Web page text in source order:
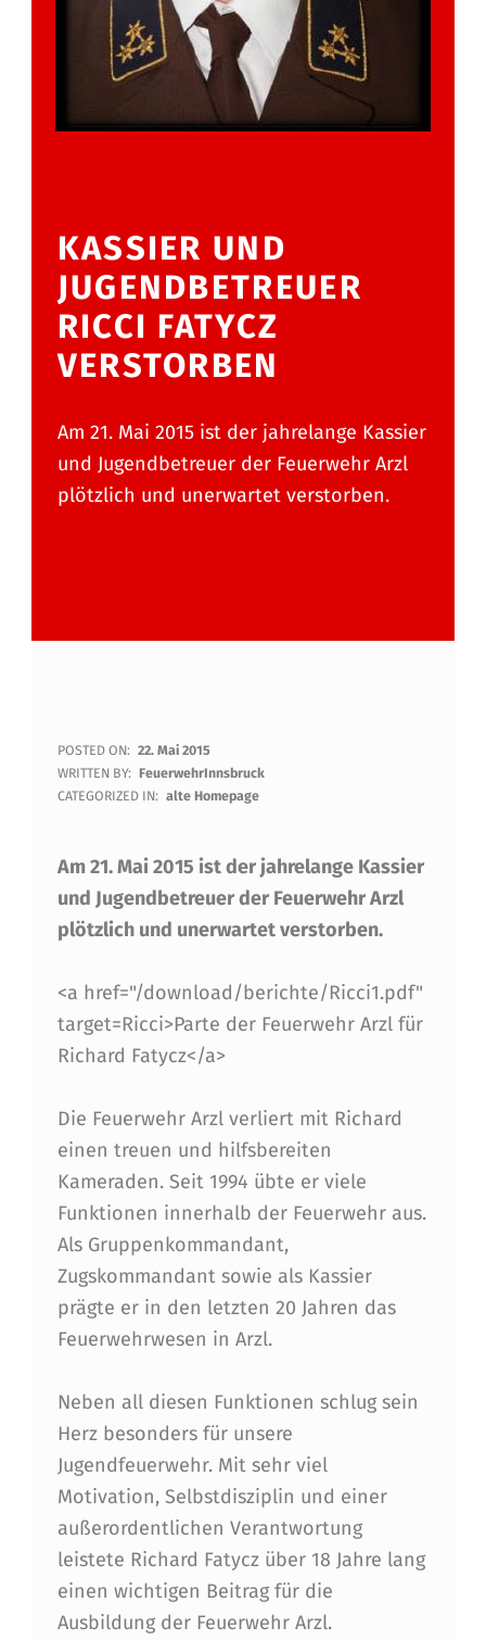
KASSIER UND
JUGENDBETREUER
RICCI FATYCZ
VERSTORBEN
Am 21. Mai 2015 ist der jahrelange Kassier
und Jugendbetreuer der Feuerwehr Arzl
plötzlich und unerwartet verstorben.
K
A
S
I
E
R
U
N
D
J
U
G
E
N
D
B
E
T
R
E
U
E
POSTED ON: 22. Mai 2015
WRITTEN BY: FeuerwehrInnsbruck
CATEGORIZED IN: alte Homepage
Am 21. Mai 2015 ist der jahrelange Kassier
und Jugendbetreuer der Feuerwehr Arzl
plötzlich und unerwartet verstorben.
<a href="/download/berichte/Ricci1.pdf"
target=Ricci>Parte der Feuerwehr Arzl für
Richard Fatycz</a>
Die Feuerwehr Arzl verliert mit Richard
einen treuen und hilfsbereiten
Kameraden. Seit 1994 übte er viele
Funktionen innerhalb der Feuerwehr aus.
Als Gruppenkommandant,
Zugskommandant sowie als Kassier
prägte er in den letzten 20 Jahren das
Feuerwehrwesen in Arzl.
Neben all diesen Funktionen schlug sein
Herz besonders für unsere
Jugendfeuerwehr. Mit sehr viel
Motivation, Selbstdisziplin und einer
außerordentlichen Verantwortung
leistete Richard Fatycz über 18 Jahre lang
einen wichtigen Beitrag für die
Ausbildung der Feuerwehr Arzl.